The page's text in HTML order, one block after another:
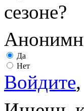
сезоне?
Да
Нет
Войдите